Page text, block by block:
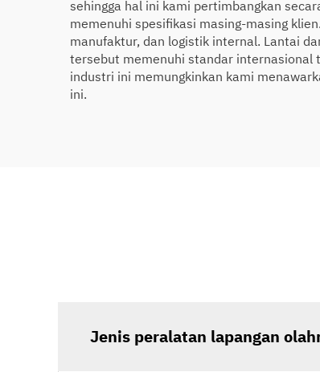
sehingga hal ini kami pertimbangkan
memenuhi spesifikasi masing-masing
manufaktur, dan logistik internal. Lantai
tersebut memenuhi standar internasional
industri ini memungkinkan kami
ini.
Jenis peralatan lapangan